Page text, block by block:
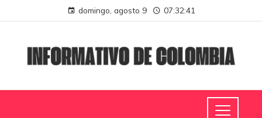
domingo, agosto 9 07:32:41